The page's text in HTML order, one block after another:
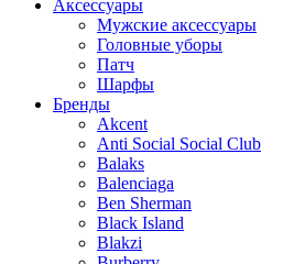
Аксессуары
Мужские аксессуары
Головные уборы
Патч
Шарфы
Бренды
Akcent
Anti Social Social Club
Balaks
Balenciaga
Ben Sherman
Black Island
Blakzi